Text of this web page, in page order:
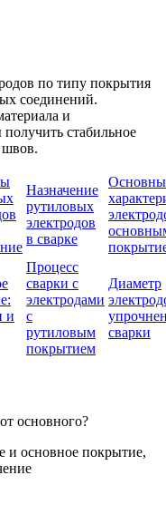
по типу покрытия
соединений.
и
стабильное
швов.
Назначение
рутиловых
электродов
в сварке
и
Процесс
сварки с
электродами
с
рутиловым
покрытием
Диаметр
сварки
основного?